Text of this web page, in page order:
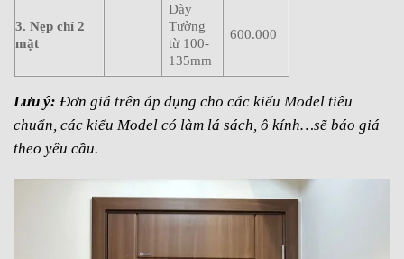
3. Nẹp chỉ 2
mặt
Dày
Tường
từ 100-
135mm
600.000
Lưu ý: Đơn giá trên áp dụng cho các kiểu Model tiêu
chuẩn, các kiểu Model có làm lá sách, ô kính…sẽ báo giá
theo yêu cầu.